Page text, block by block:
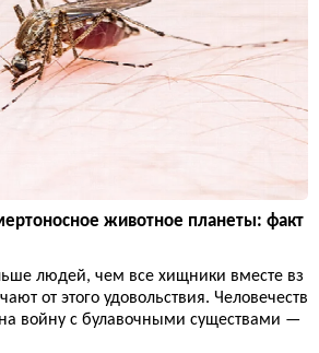
животное планеты: факт
людей, чем все хищники вместе вз
от этого удовольствия. Человечеств
войну с булавочными существами —